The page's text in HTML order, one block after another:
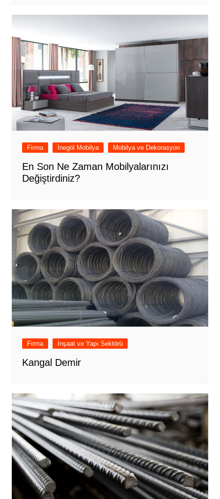
Firma İnegöl Mobilya Mobilya ve Dekorasyon
En Son Ne Zaman Mobilyalarınızı
Değiştirdiniz?
Firma İnşaat ve Yapı Sektörü
Kangal Demir